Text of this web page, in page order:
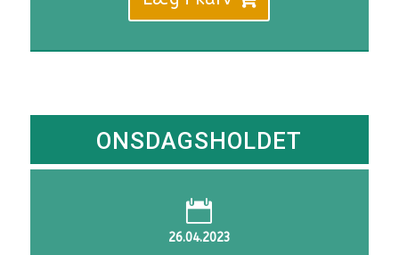
4.455 KR..
ONSDAGSHOLDET

26.04.2023